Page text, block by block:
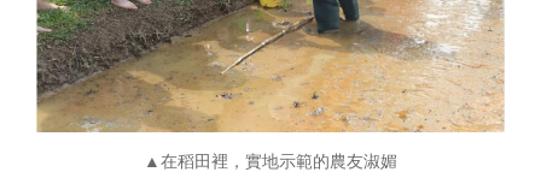
▲在稻田裡，實地示範的農友淑媚